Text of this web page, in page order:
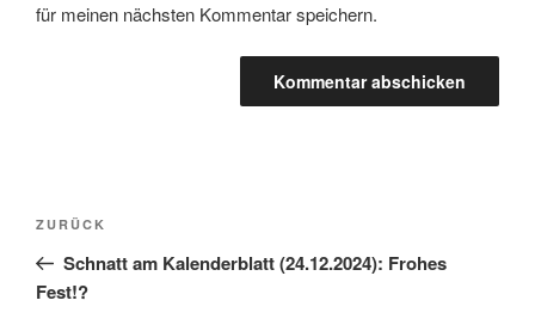
für meinen nächsten Kommentar speichern.
Beitragsnavigation
Vorheriger
Beitrag
ZURÜCK
Schnatt am Kalenderblatt (24.12.2024): Frohes
Fest!?